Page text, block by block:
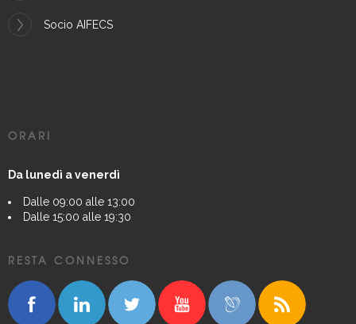
Socio AIFECS
ORARI
Da lunedì a venerdì
Dalle 09:00 alle 13:00
Dalle 15:00 alle 19:30
RESTA CONNESSO